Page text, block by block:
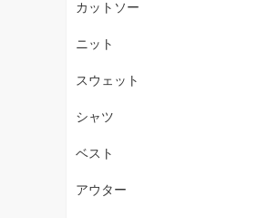
カットソー
ニット
スウェット
シャツ
ベスト
アウター